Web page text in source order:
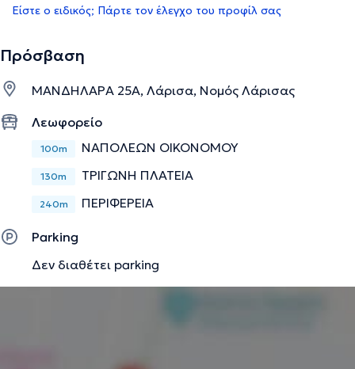
Είστε ο ειδικός; Πάρτε τον έλεγχο του προφίλ σας
Πρόσβαση
ΜΑΝΔΗΛΑΡΑ 25Α, Λάρισα, Νομός Λάρισας
Λεωφορείο
100m ΝΑΠΟΛΕΩΝ ΟΙΚΟΝΟΜΟΥ
130m ΤΡΙΓΩΝΗ ΠΛΑΤΕΙΑ
240m ΠΕΡΙΦΕΡΕΙΑ
Parking
Δεν διαθέτει parking